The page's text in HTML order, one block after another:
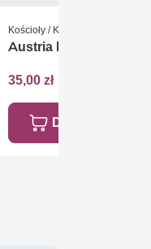
Kościoły / Katedry / Bazyliki
Austria Mi A41 Czyste
35,00 zł
Dodaj do